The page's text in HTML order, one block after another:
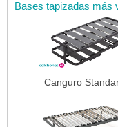
Bases tapizadas más
Canguro